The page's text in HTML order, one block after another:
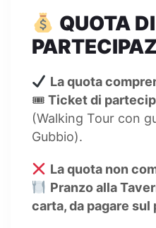
QUOTA DI
La quota
🎟 Ticket di
(Walking Tour con
Gubbio).
La quota non
Pranzo alla
carta, da pagare sul